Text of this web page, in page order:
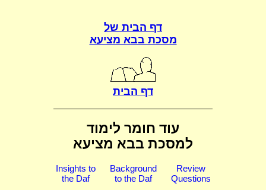
דף הבית של
מסכת בבא מציעא
דף הבית
עוד חומר לימוד
למסכת בבא מציעא
Insights to
the Daf
Background
to the Daf
Review
Questions